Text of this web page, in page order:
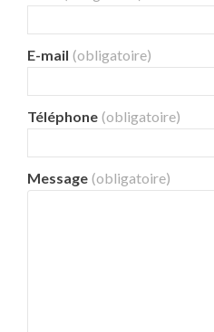
E-mail (obligatoire)
Téléphone (obligatoire)
Message (obligatoire)